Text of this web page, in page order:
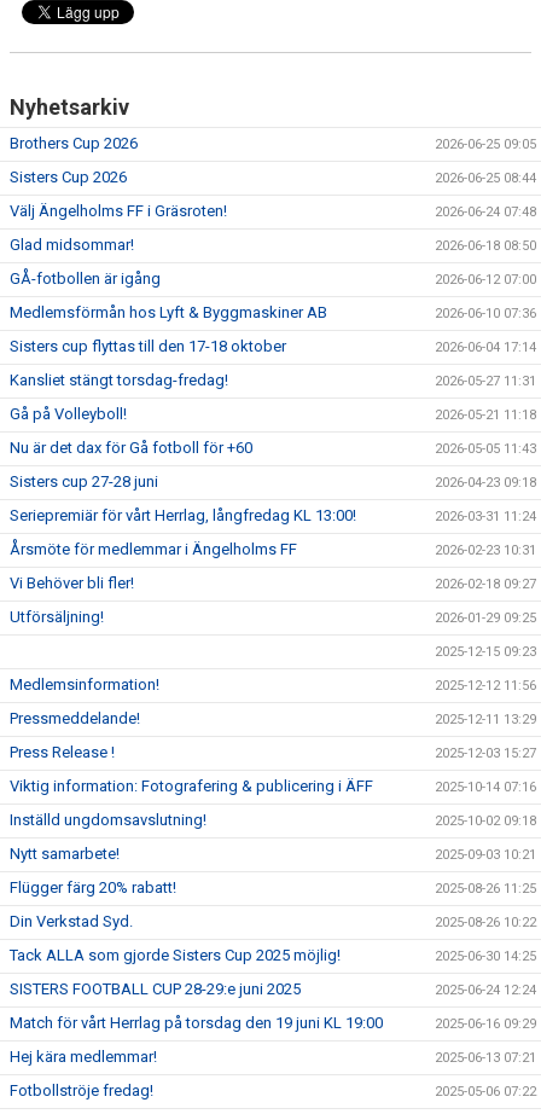
Nyhetsarkiv
Brothers Cup 2026 2026-06-25 09:05
Sisters Cup 2026 2026-06-25 08:44
Välj Ängelholms FF i Gräsroten! 2026-06-24 07:48
Glad midsommar! 2026-06-18 08:50
GÅ-fotbollen är igång 2026-06-12 07:00
Medlemsförmån hos Lyft & Byggmaskiner AB 2026-06-10 07:36
Sisters cup flyttas till den 17-18 oktober 2026-06-04 17:14
Kansliet stängt torsdag-fredag! 2026-05-27 11:31
Gå på Volleyboll! 2026-05-21 11:18
Nu är det dax för Gå fotboll för +60 2026-05-05 11:43
Sisters cup 27-28 juni 2026-04-23 09:18
Seriepremiär för vårt Herrlag, långfredag KL 13:00! 2026-03-31 11:24
Årsmöte för medlemmar i Ängelholms FF 2026-02-23 10:31
Vi Behöver bli fler! 2026-02-18 09:27
Utförsäljning! 2026-01-29 09:25
2025-12-15 09:23
Medlemsinformation! 2025-12-12 11:56
Pressmeddelande! 2025-12-11 13:29
Press Release ! 2025-12-03 15:27
Viktig information: Fotografering & publicering i ÄFF 2025-10-14 07:16
Inställd ungdomsavslutning! 2025-10-02 09:18
Nytt samarbete! 2025-09-03 10:21
Flügger färg 20% rabatt! 2025-08-26 11:25
Din Verkstad Syd. 2025-08-26 10:22
Tack ALLA som gjorde Sisters Cup 2025 möjlig! 2025-06-30 14:25
SISTERS FOOTBALL CUP 28-29:e juni 2025 2025-06-24 12:24
Match för vårt Herrlag på torsdag den 19 juni KL 19:00 2025-06-16 09:29
Hej kära medlemmar! 2025-06-13 07:21
Fotbollströje fredag! 2025-05-06 07:22